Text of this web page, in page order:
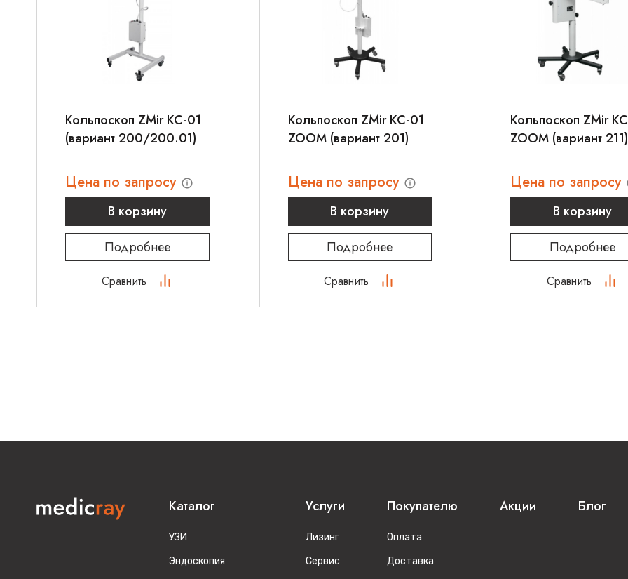
Кольпоскоп ZMir КС-01
(вариант 200/200.01)
Цена по запросу
В корзину
Подробнее
Сравнить
Кольпоскоп ZMir КС-01
ZOOM (вариант 201)
Цена по запросу
В корзину
Подробнее
Сравнить
Кольпоскоп ZMir
ZOOM (вариант 211)
Цена по запросу
В корзину
Подробнее
Сравнить
Каталог
УЗИ
Эндоскопия
Услуги
Лизинг
Сервис
Покупателю
Оплата
Доставка
Акции Блог